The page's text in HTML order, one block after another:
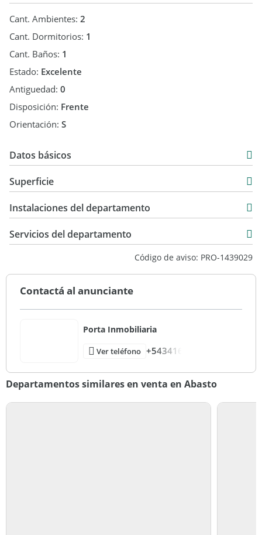
Cant. Ambientes: 2
Cant. Dormitorios: 1
Cant. Baños: 1
Estado: Excelente
Antiguedad: 0
Disposición: Frente
Orientación: S
Datos básicos
USD 110.000
Superficie
62 m2
Instalaciones del departamento
Servicios del departamento
Código de aviso: PRO-1439029
Contactá al anunciante
Porta Inmobiliaria
Ver teléfono +543416
Departamentos similares en venta en Abasto